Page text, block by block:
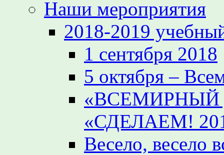
Наши мероприятия
2018-2019
1 сентября 2018
5 октября –
«ВСЕМИРНЫЙ
«СДЕЛАЕМ!
Весело, весело